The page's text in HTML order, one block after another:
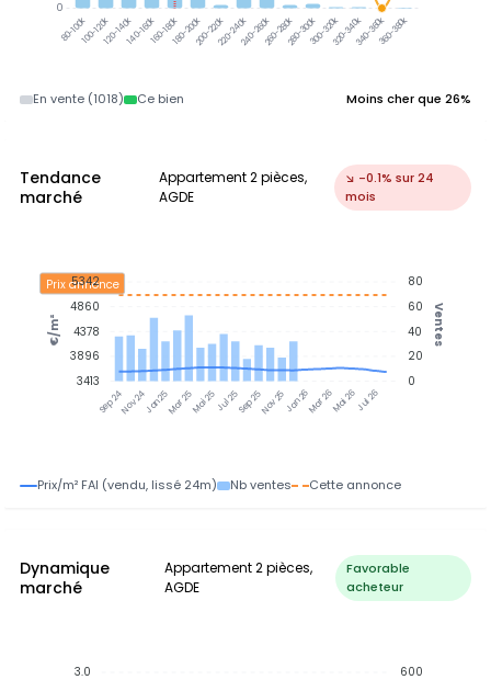
80-100k100-120k120-140k140-160k160-180k180-200k200-220k220-240k240-260k260-280k280-300k300-320k320-340k340-360k360-380k
0
En vente (1018) Ce bien Moins cher que 26%
Tendance
marché
Appartement 2 pièces,
AGDE
↘ -0.1% sur 24
mois
Sep 24Nov 24Jan 25Mar 25Mai 25Jul 25Sep 25Nov 25Jan 26Mar 26Mai 26Jul 26
Prix annonce
80
60
40
20
0
Ventes
5342
4860
4378
3896
3413
€/m²
Prix/m² FAI (vendu, lissé 24m) Nb ventes Cette annonce
Dynamique
marché
Appartement 2 pièces,
AGDE
Favorable
acheteur
600
3.0